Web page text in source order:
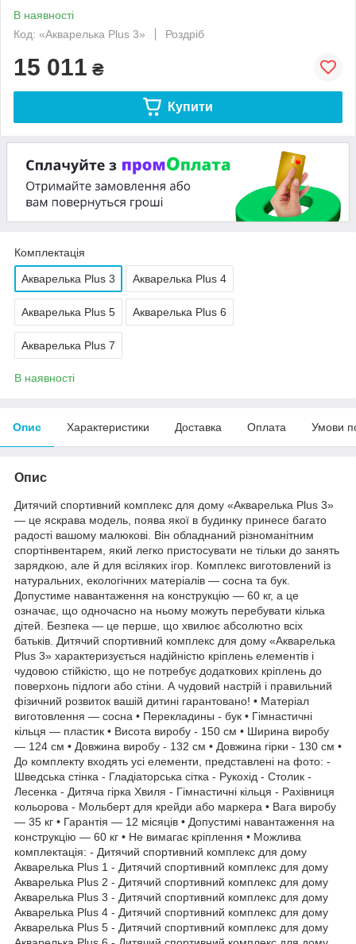
В наявності
Код: «Акварелька Plus 3»
Роздріб
15 011 ₴
Купити
Комплектація
Акварелька Plus 3 Акварелька Plus 4
Акварелька Plus 5 Акварелька Plus 6
Акварелька Plus 7
В наявності
Опис Характеристики Доставка Оплата Умови
Опис
Дитячий спортивний комплекс для дому «Акварелька Plus 3»
— це яскрава модель, поява якої в будинку принесе багато
радості вашому малюкові. Він обладнаний різноманітним
спортінвентарем, який легко пристосувати не тільки до занять
зарядкою, але й для всіляких ігор. Комплекс виготовлений із
натуральних, екологічних матеріалів — сосна та бук.
Допустиме навантаження на конструкцію — 60 кг, а це
означає, що одночасно на ньому можуть перебувати кілька
дітей. Безпека — це перше, що хвилює абсолютно всіх
батьків. Дитячий спортивний комплекс для дому «Акварелька
Plus 3» характеризується надійністю кріплень елементів і
чудовою стійкістю, що не потребує додаткових кріплень до
поверхонь підлоги або стіни. А чудовий настрій і правильний
фізичний розвиток вашій дитині гарантовано! • Матеріал
виготовлення — сосна • Перекладины - бук • Гімнастичні
кільця — пластик • Висота виробу - 150 см • Ширина виробу
— 124 см • Довжина виробу - 132 см • Довжина гірки - 130 см •
До комплекту входять усі елементи, представлені на фото: -
Шведська стінка - Гладіаторська сітка - Рукохід - Столик -
Лесенка - Дитяча гірка Хвиля - Гімнастичні кільця - Рахівниця
кольорова - Мольберт для крейди або маркера • Вага виробу
— 35 кг • Гарантія — 12 місяців • Допустимі навантаження на
конструкцію — 60 кг • Не вимагає кріплення • Можлива
комплектація: - Дитячий спортивний комплекс для дому
Акварелька Plus 1 - Дитячий спортивний комплекс для дому
Акварелька Plus 2 - Дитячий спортивний комплекс для дому
Акварелька Plus 3 - Дитячий спортивний комплекс для дому
Акварелька Plus 4 - Дитячий спортивний комплекс для дому
Акварелька Plus 5 - Дитячий спортивний комплекс для дому